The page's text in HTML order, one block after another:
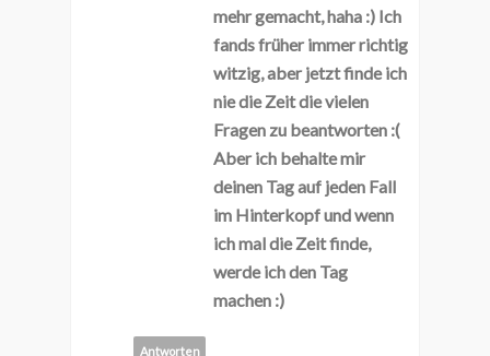
mehr gemacht, haha :) Ich
fands früher immer richtig
witzig, aber jetzt finde ich
nie die Zeit die vielen
Fragen zu beantworten :(
Aber ich behalte mir
deinen Tag auf jeden Fall
im Hinterkopf und wenn
ich mal die Zeit finde,
werde ich den Tag
machen :)
Antworten